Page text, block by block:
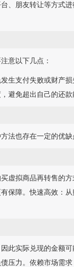
、朋友转让等方式
意以下几点：
生支付失败或财产
避免超出自己的还款
法也存在一定的优缺
虚拟商品再转售的
保障。快速高效：
此实际兑现的金额
压力。依赖市场需